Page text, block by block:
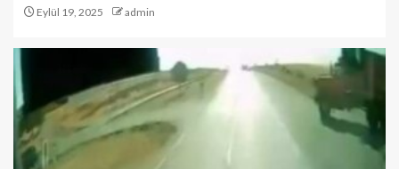
Eylül 19, 2025 admin